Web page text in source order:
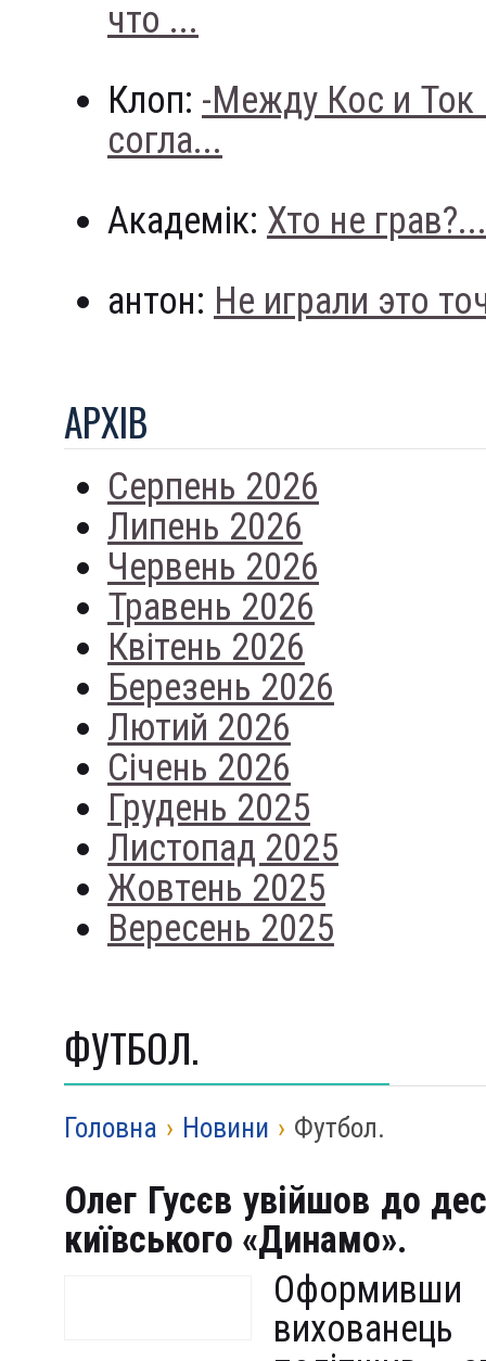
что ...
Клоп: -Между Кос и
согла...
Академік: Хто не грав?...
антон: Не играли это
АРХIВ
Серпень 2026
Липень 2026
Червень 2026
Травень 2026
Квітень 2026
Березень 2026
Лютий 2026
Січень 2026
Грудень 2025
Листопад 2025
Жовтень 2025
Вересень 2025
ФУТБОЛ.
Головна › Новини › Футбол.
Олег Гусєв увійшов до
київського «Динамо».
Оформивши